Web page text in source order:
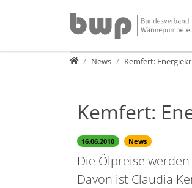
PresseNews Kemfert:
Kemfert:
16.06.2010 News
Die Ölpreise
Davon ist Claudia